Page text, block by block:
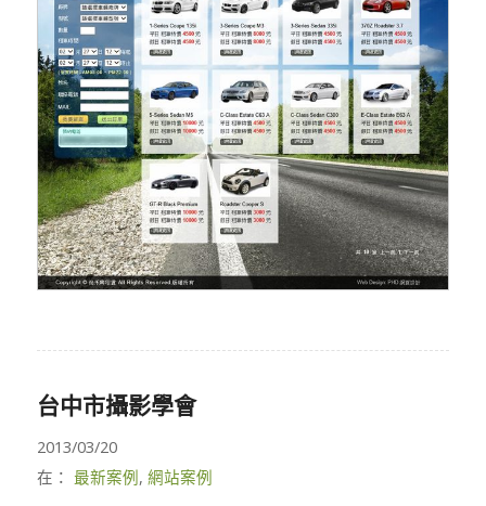
台中市攝影學會
2013/03/20
在： 最新案例, 網站案例